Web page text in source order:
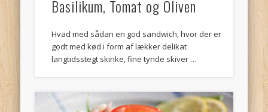
Basilikum, Tomat og Oliven
Hvad med sådan en god sandwich, hvor der er
godt med kød i form af lækker delikat
langtidsstegt skinke, fine tynde skiver …